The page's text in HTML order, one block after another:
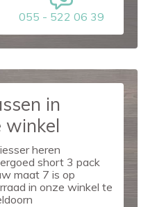
055 - 522 06 39
in
winkel
heren
short 3 pack
maat 7 is op
in onze winkel te